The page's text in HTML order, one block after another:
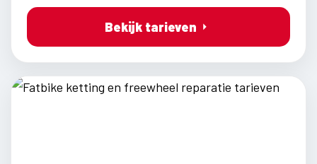
Bekijk tarieven